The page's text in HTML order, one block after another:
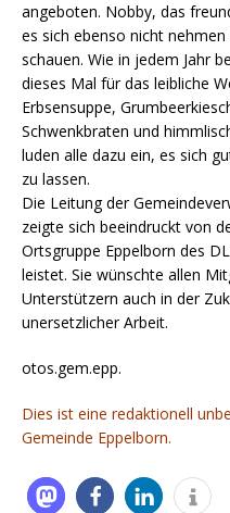
angeboten. Nobby, das
es sich ebenso nicht
schauen. Wie in jedem Jahr
dieses Mal für das leibliche
Erbsensuppe,
Schwenkbraten und
luden alle dazu ein, es sich
zu lassen.
Die Leitung der
zeigte sich beeindruckt von
Ortsgruppe Eppelborn des
leistet. Sie wünschte allen
Unterstützern auch in der
unersetzlicher Arbeit.
otos.gem.epp.
Dies ist eine redaktionell
Gemeinde Eppelborn.